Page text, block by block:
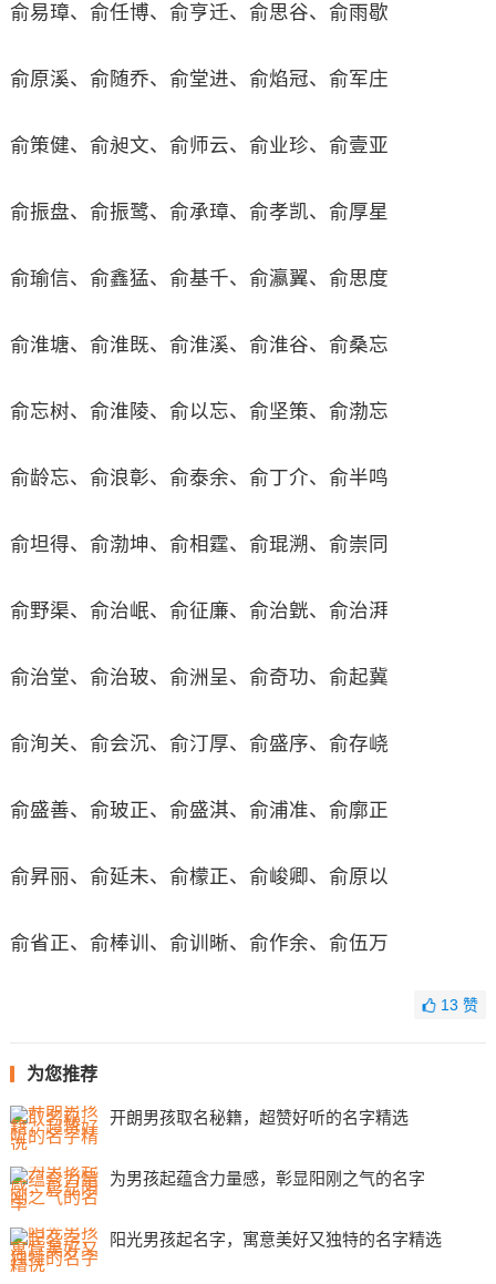
俞易璋、俞任博、俞亨迁、俞思谷、俞雨歇
俞原溪、俞随乔、俞堂进、俞焰冠、俞军庄
俞策健、俞昶文、俞师云、俞业珍、俞壹亚
俞振盘、俞振鹭、俞承璋、俞孝凯、俞厚星
俞瑜信、俞鑫猛、俞基千、俞瀛翼、俞思度
俞淮塘、俞淮既、俞淮溪、俞淮谷、俞桑忘
俞忘树、俞淮陵、俞以忘、俞坚策、俞渤忘
俞龄忘、俞浪彰、俞泰余、俞丁介、俞半鸣
俞坦得、俞渤坤、俞相霆、俞琨溯、俞崇同
俞野渠、俞治岷、俞征廉、俞治皝、俞治湃
俞治堂、俞治玻、俞洲呈、俞奇功、俞起冀
俞洵关、俞会沉、俞汀厚、俞盛序、俞存峣
俞盛善、俞玻正、俞盛淇、俞浦准、俞廓正
俞昇丽、俞延未、俞檬正、俞峻卿、俞原以
俞省正、俞棒训、俞训晰、俞作余、俞伍万
13赞
为您推荐
开朗男孩取名秘籍，超赞好听的名字精选
为男孩起蕴含力量感，彰显阳刚之气的名字
阳光男孩起名字，寓意美好又独特的名字精选